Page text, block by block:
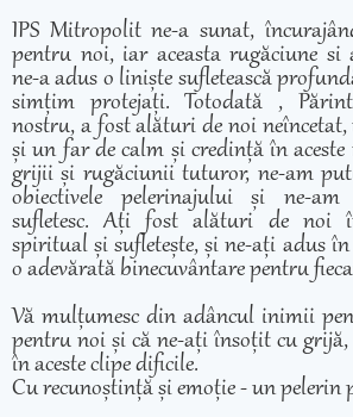
IPS Mitropolit ne-a sunat,
pentru noi, iar aceasta rugăciune si
ne-a adus o liniște sufletească
simțim protejați. Totodată ,
nostru, a fost alături de noi
și un far de calm și credință în
grijii și rugăciunii tuturor, ne-am
obiectivele pelerinajului și ne-
sufletesc. Ați fost alături de noi
spiritual și sufletește, și ne-ați adus
o adevărată binecuvântare pentru
Vă mulțumesc din adâncul inimii
pentru noi și că ne-ați însoțit cu
în aceste clipe dificile.
Cu recunoștință și emoție - un pelerin